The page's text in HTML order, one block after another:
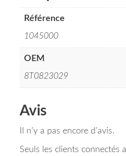
Référence
1045000
OEM
8T0823029
Avis
Il n’y a pas encore d’avis.
Seuls les clients connectés